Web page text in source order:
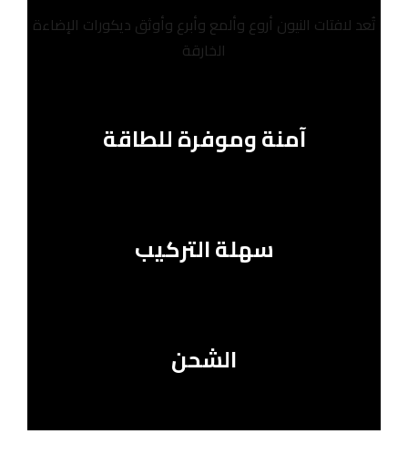
تُعد لافتات النيون أروع وألمع وأبرع وأوثق ديكورات الإضاءة
الخارقة
آمنة وموفرة للطاقة
سهلة التركيب
الشحن